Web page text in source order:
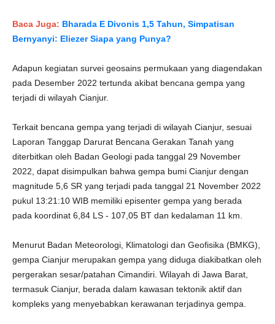
Baca Juga: Bharada E Divonis 1,5 Tahun, Simpatisan
Bernyanyi: Eliezer Siapa yang Punya?
Adapun kegiatan survei geosains permukaan yang diagendakan
pada Desember 2022 tertunda akibat bencana gempa yang
terjadi di wilayah Cianjur.
Terkait bencana gempa yang terjadi di wilayah Cianjur, sesuai
Laporan Tanggap Darurat Bencana Gerakan Tanah yang
diterbitkan oleh Badan Geologi pada tanggal 29 November
2022, dapat disimpulkan bahwa gempa bumi Cianjur dengan
magnitude 5,6 SR yang terjadi pada tanggal 21 November 2022
pukul 13:21:10 WIB memiliki episenter gempa yang berada
pada koordinat 6,84 LS - 107,05 BT dan kedalaman 11 km.
Menurut Badan Meteorologi, Klimatologi dan Geofisika (BMKG),
gempa Cianjur merupakan gempa yang diduga diakibatkan oleh
pergerakan sesar/patahan Cimandiri. Wilayah di Jawa Barat,
termasuk Cianjur, berada dalam kawasan tektonik aktif dan
kompleks yang menyebabkan kerawanan terjadinya gempa.